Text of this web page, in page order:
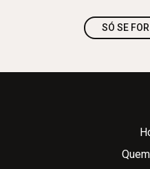
SÓ SE